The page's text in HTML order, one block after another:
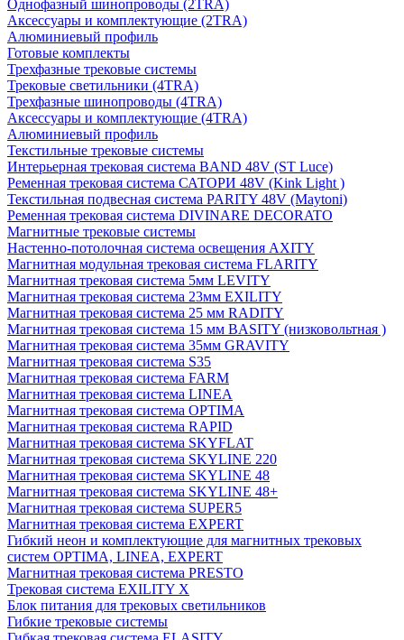
Однофазный шинопроводы (2TRA)
Аксессуары и комплектующие (2TRA)
Алюминиевый профиль
Готовые комплекты
Трехфазные трековые системы
Трековые светильники (4TRA)
Трехфазные шинопроводы (4TRA)
Аксессуары и комплектующие (4TRA)
Алюминиевый профиль
Текстильные трековые системы
Интерьерная трековая система BAND 48V (ST Luce)
Ременная трековая система САТОРИ 48V (Kink Light )
Текстильная подвесная система PARITY 48V (Maytoni)
Ременная трековая система DIVINARE DECORATO
Магнитные трековые системы
Настенно-потолочная система освещения AXITY
Магнитная модульная трековая система FLARITY
Магнитная трековая система 5мм LEVITY
Магнитная трековая система 23мм EXILITY
Магнитная трековая система 25 мм RADITY
Магнитная трековая система 15 мм BASITY (низковольтная )
Магнитная трековая система 35мм GRAVITY
Магнитная трековая система S35
Магнитная трековая система FARM
Магнитная трековая система LINEA
Магнитная трековая система OPTIMA
Магнитная трековая система RAPID
Магнитная трековая система SKYFLAT
Магнитная трековая система SKYLINE 220
Магнитная трековая система SKYLINE 48
Магнитная трековая система SKYLINE 48+
Магнитная трековая система SUPER5
Магнитная трековая система EXPERT
Гибкий неон и комплектующие для магнитных трековых
систем OPTIMA, LINEA, EXPERT
Магнитная трековая система PRESTO
Трековая система EXILITY X
Блок питания для трековых светильников
Гибкие трековые системы